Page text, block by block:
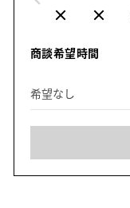
商談希望時間